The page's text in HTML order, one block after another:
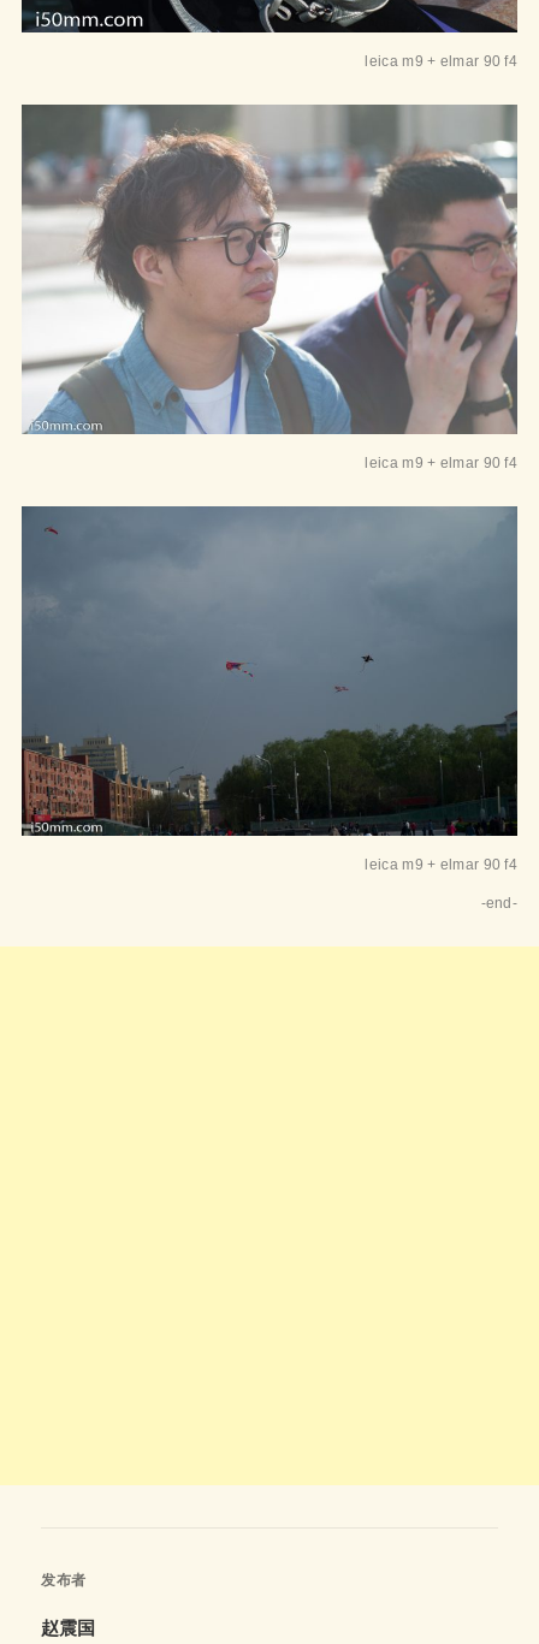
leica m9 + elmar 90 f4
leica m9 + elmar 90 f4
leica m9 + elmar 90 f4
-end-
发布者
赵震国